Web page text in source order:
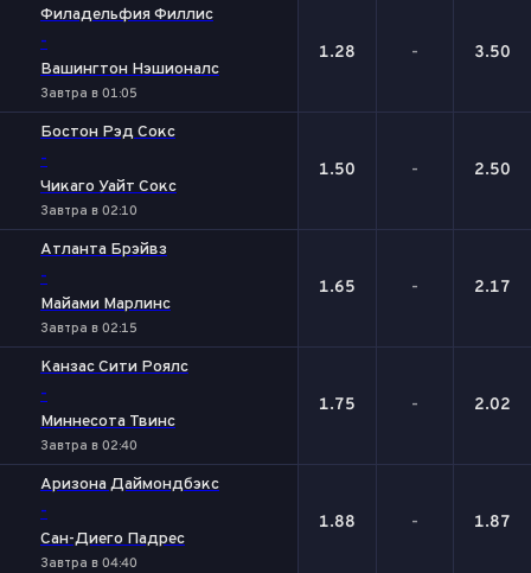
Филадельфия Филлис
-
Вашингтон Нэшионалс
Завтра в 01:05
1.28 - 3.50
Бостон Рэд Сокс
-
Чикаго Уайт Сокс
Завтра в 02:10
1.50 - 2.50
Атланта Брэйвз
-
Майами Марлинс
Завтра в 02:15
1.65 - 2.17
Канзас Сити Роялс
-
Миннесота Твинс
Завтра в 02:40
1.75 - 2.02
Аризона Даймондбэкс
-
Сан-Диего Падрес
Завтра в 04:40
1.88 - 1.87